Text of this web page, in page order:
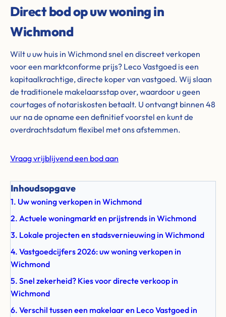
Direct bod op uw woning in
Wichmond
Wilt u uw huis in Wichmond snel en discreet verkopen
voor een marktconforme prijs? Leco Vastgoed is een
kapitaalkrachtige, directe koper van vastgoed. Wij slaan
de traditionele makelaarsstap over, waardoor u geen
courtages of notariskosten betaalt. U ontvangt binnen 48
uur na de opname een definitief voorstel en kunt de
overdrachtsdatum flexibel met ons afstemmen.
Vraag vrijblijvend een bod aan
Inhoudsopgave
1. Uw woning verkopen in Wichmond
2. Actuele woningmarkt en prijstrends in Wichmond
3. Lokale projecten en stadsvernieuwing in Wichmond
4. Vastgoedcijfers 2026: uw woning verkopen in
Wichmond
5. Snel zekerheid? Kies voor directe verkoop in
Wichmond
6. Verschil tussen een makelaar en Leco Vastgoed in